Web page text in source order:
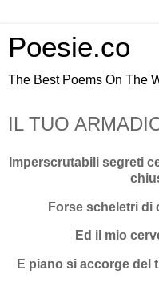
Poesie.co
The Best Poems On The
IL TUO
Imperscrutabili segreti
Forse scheletri di
Ed il mio
E piano si accorge del